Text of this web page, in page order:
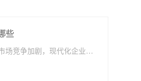
些
随着经济的发展，市场竞争加剧，现代化企业财税管理不断得到重视，并且逐渐成为了企业不可或缺的工具。因此，越来越多的企业开始采用财税管理软件来优化财务和税务流程，并提高运营效率。